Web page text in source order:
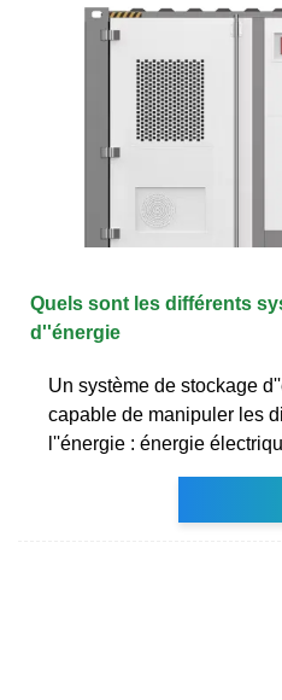
Quels sont les différents
d''énergie
Un système de stockage
capable de manipuler les
l''énergie : énergie